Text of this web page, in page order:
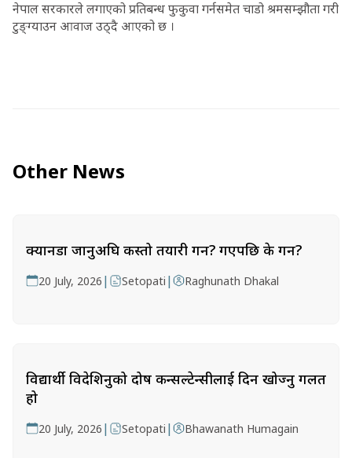
नेपाल सरकारले लगाएको प्रतिबन्ध फुकुवा गर्नसमेत चाडो श्रमसम्झौता गरी
टुङ्ग्याउन आवाज उठ्दै आएको छ ।
Other News
क्यानडा जानुअघि कस्तो तयारी गर्ने? गएपछि के गर्ने?
20 July, 2026 | Setopati | Raghunath Dhakal
विद्यार्थी विदेशिनुको दोष कन्सल्टेन्सीलाई दिन खोज्नु गलत
हो
20 July, 2026 | Setopati | Bhawanath Humagain